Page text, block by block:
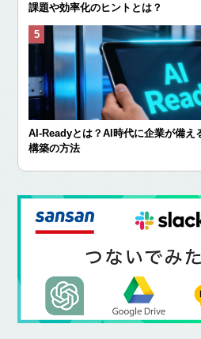
課題や効率化のヒントとは？
AI-Readyとは？AI時代に企業が備え
構築の方法